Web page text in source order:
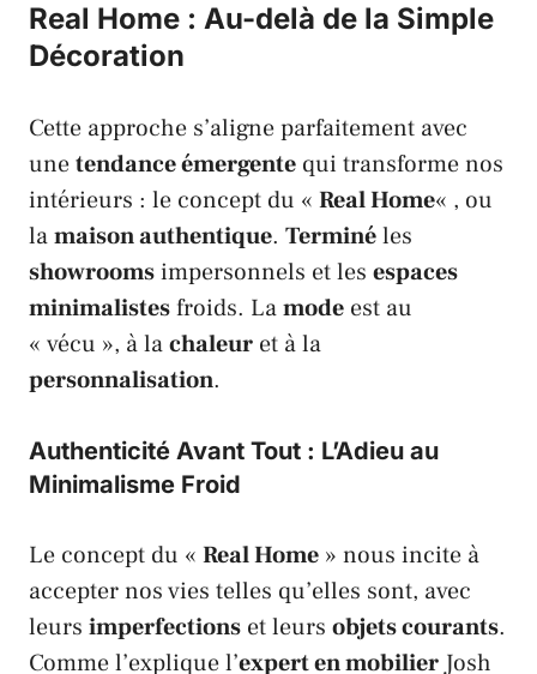
Real Home : Au-delà de la Simple
Décoration
Cette approche s’aligne parfaitement avec
unetendance émergente qui transforme nos
intérieurs : le concept du « Real Home« , ou
lamaison authentique. Terminéles
showroomsimpersonnels et les espaces
minimalistesfroids. Lamode est au
« vécu », à lachaleur et à la
personnalisation.
Authenticité Avant Tout : L’Adieu au
Minimalisme Froid
Le concept du « Real Home » nous incite à
accepter nos vies telles qu’elles sont, avec
leurs imperfections et leurs objets courants.
Comme l’explique l’expert en mobilier Josh